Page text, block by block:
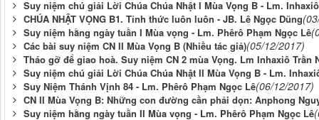
Suy niệm chú giải Lời Chúa Chúa Nhật I Mùa Vọng B - Lm.
CHÚA NHẬT VỌNG B1. Tỉnh thức luôn luôn - JB. Lê Ngọc Dũng
Suy niệm hằng ngày tuần I Mùa vọng - Lm. Phêrô Phạm Ngọc Lê
Các bài suy niệm CN II Mùa Vọng B (Nhiều tác giả)(05/12/2017)
Tháo gỡ để giao hoà. Suy niệm CN 2 mùa Vọng. Lm Inhaxiô Trần
Suy niệm chú giải Lời Chúa Chúa Nhật II Mùa Vọng B - Lm.
Suy Niệm Thánh Vịnh 84 - Lm. Phêrô Phạm Ngọc Lê(06/12/2017)
CN II Mùa Vọng B: Những con đường cần phải dọn: Anphong
Suy niệm hằng ngày tuần II Mùa vọng - Lm. Phêrô Phạm Ngọc Lê